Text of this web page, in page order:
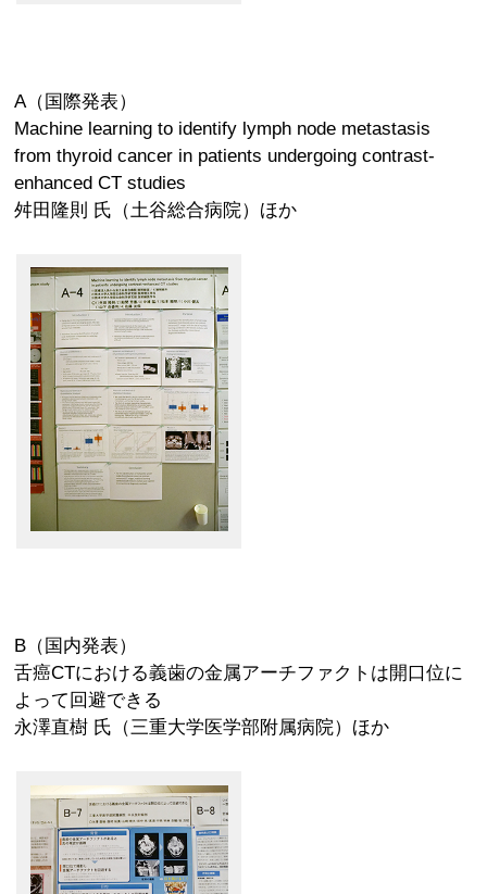
A（国際発表）
Machine learning to identify lymph node metastasis
from thyroid cancer in patients undergoing contrast-
enhanced CT studies
舛田隆則 氏（土谷総合病院）ほか
B（国内発表）
舌癌CTにおける義歯の金属アーチファクトは開口位に
よって回避できる
永澤直樹 氏（三重大学医学部附属病院）ほか